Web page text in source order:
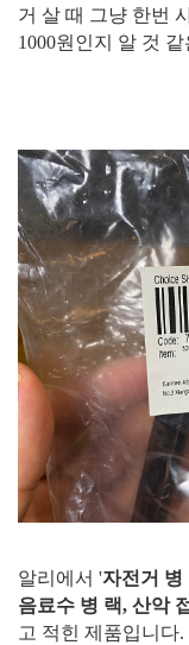
거 살 때 그냥 한번
1000원인지 알 것
알리에서 '자전거 병
음료수 병 랙, 산악
고 적힌 제품입니다